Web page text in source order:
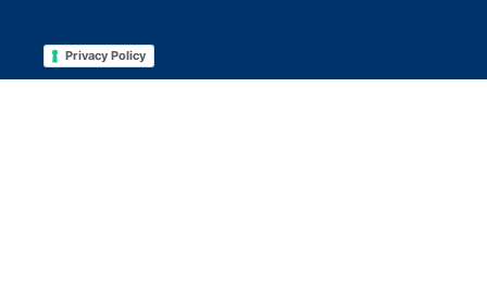
Privacy Policy